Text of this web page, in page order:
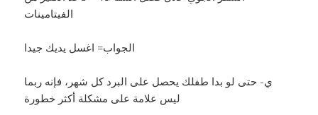
الفيتامينات
الجواب= اغسل يديك جيدا
ي- حتى لو بدا طفلك يحصل على البرد كل شهر، فإنه ربما
ليس علامة على مشكلة أكثر خطورة